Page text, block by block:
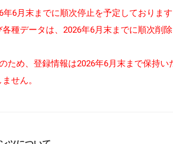
6月末までに順次停止を予定しております
種データは、2026年6月末までに順次削
ため、登録情報は2026年6月末まで保持い
せん。